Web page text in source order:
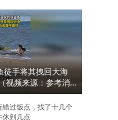
徒手将其拽回大海
视频来源：参考消
错过饭点，找了十几个
休到几点